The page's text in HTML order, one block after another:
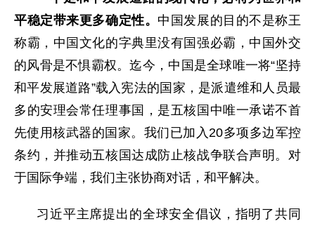
平稳定带来更多确定性。 中国发展的目的不是称王
称霸，中国文化的字典里没有国强必霸，中国外交
的风骨是不惧霸权。迄今，中国是全球唯一将“坚持
和平发展道路”载入宪法的国家，是派遣维和人员最
多的安理会常任理事国，是五核国中唯一承诺不首
先使用核武器的国家。我们已加入20多项多边军控
条约，并推动五核国达成防止核战争联合声明。对
于国际争端，我们主张协商对话，和平解决。
习近平主席提出的全球安全倡议，指明了共同